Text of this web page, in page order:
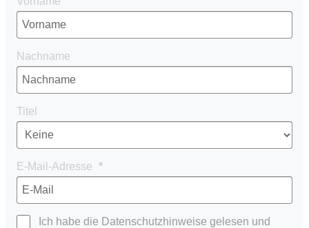
Nachname
Titel
E-Mail-Adresse
Ich habe die Datenschutzhinweise gelesen und